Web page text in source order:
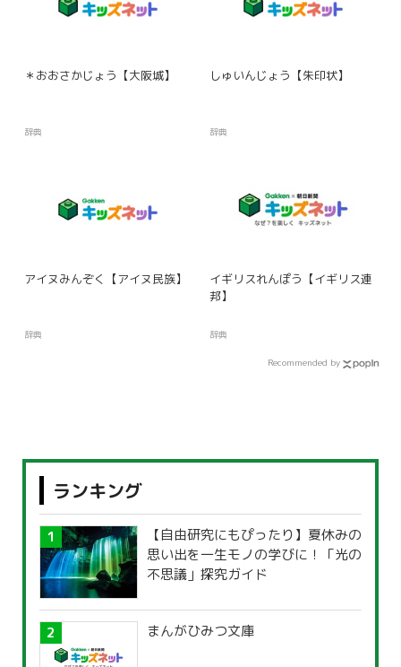
＊おおさかじょう【大阪城】
辞典
しゅいんじょう【朱印状】
辞典
アイヌみんぞく【アイヌ民族】
辞典
イギリスれんぽう【イギリス連
邦】
辞典
Recommended by
ランキング
【自由研究にもぴったり】夏休みの
思い出を一生モノの学びに！「光の
不思議」探究ガイド
まんがひみつ文庫